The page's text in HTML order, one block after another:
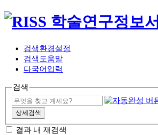
검색환경설정
검색도움말
다국어입력
검색
상세검색
결과 내 재검색